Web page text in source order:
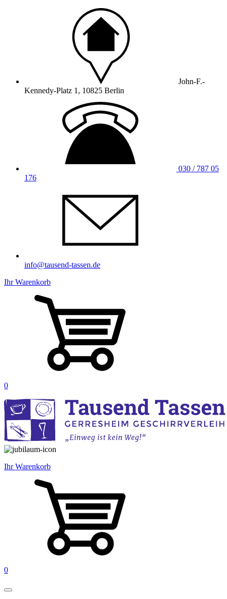
John-F.-
Kennedy-Platz 1, 10825 Berlin
030 / 787 05
176
info@tausend-tassen.de
Ihr Warenkorb
0
Ihr Warenkorb
0